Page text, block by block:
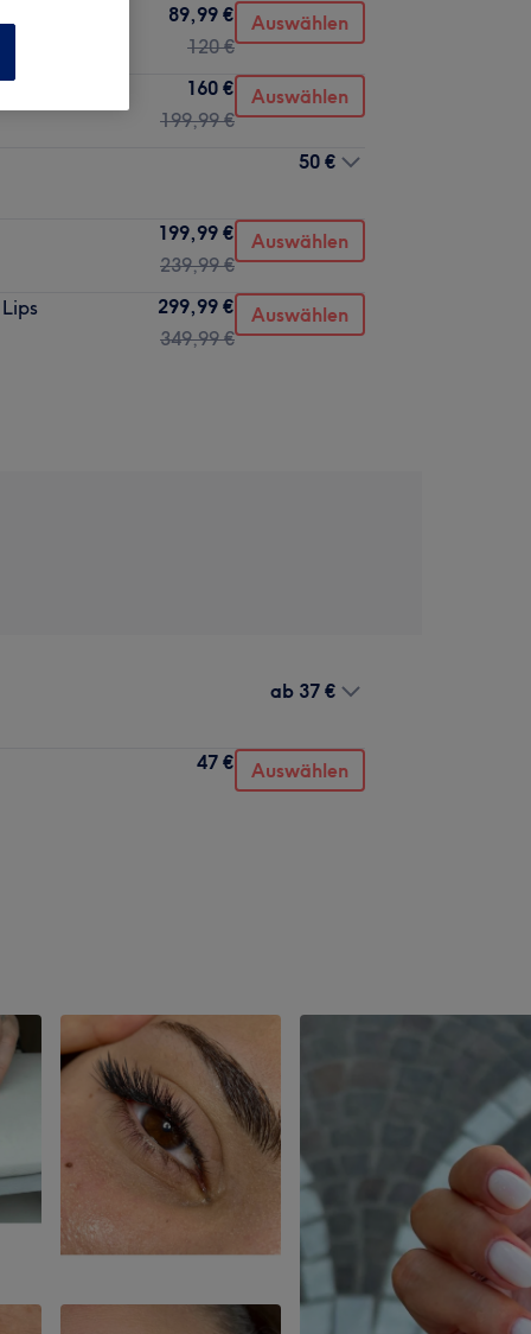
89,99 €
120 €
Auswählen
160 €
199,99 €
Auswählen
50 €
199,99 €
239,99 €
Auswählen
299,99 €
349,99 €
Auswählen
ab 37 €
47 € Auswählen